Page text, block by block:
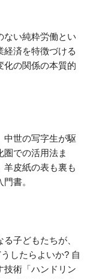
い純粋労働とい
経済を特徴づける
化の関係の本質的
世の写字生が駆
での活用法ま
羊皮紙の表も裏も
書。
子どもたちが、
したらよいか? 自
技術「ハンドリン